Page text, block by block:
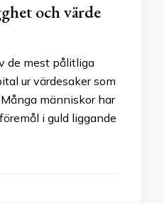
och värde
de mest pålitliga
ur värdesaker som
människor har
i guld liggande